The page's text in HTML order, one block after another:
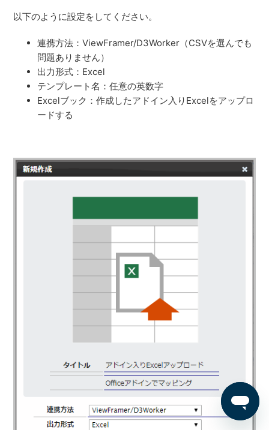
以下のように設定をしてください。
連携方法：ViewFramer/D3Worker（CSVを選んでも
問題ありません）
出力形式：Excel
テンプレート名：任意の英数字
Excelブック：作成したアドイン入りExcelをアップロ
ードする